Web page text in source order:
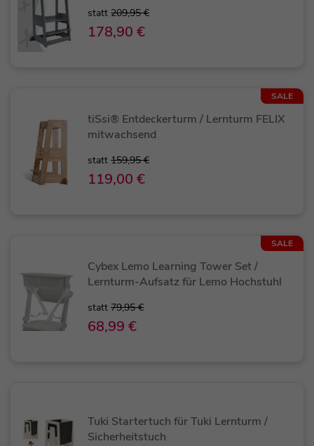
statt 209,95 €
178,90 €
SALE
tiSsi® Entdeckerturm / Lernturm FELIX
mitwachsend
statt 159,95 €
119,00 €
SALE
Cybex Lemo Learning Tower Set /
Lernturm-Aufsatz für Lemo Hochstuhl
statt 79,95 €
68,99 €
Tuki Startertuch für Tuki Lernturm /
Sicherheitstuch